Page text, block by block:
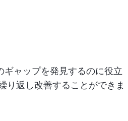
ャップを発見するのに役立
り返し改善することができま